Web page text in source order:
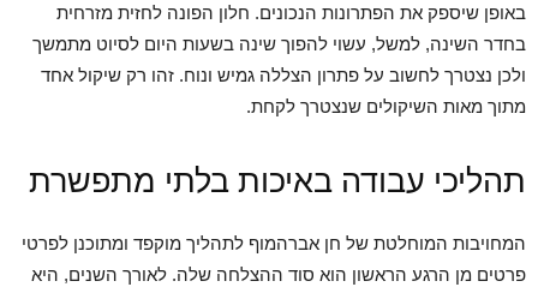
באופן שיספק את הפתרונות הנכונים. חלון הפונה לחזית מזרחית
בחדר השינה, למשל, עשוי להפוך שינה בשעות היום לסיוט מתמשך
ולכן נצטרך לחשוב על פתרון הצללה גמיש ונוח. זהו רק שיקול אחד
מתוך מאות השיקולים שנצטרך לקחת.
תהליכי עבודה באיכות בלתי מתפשרת
המחויבות המוחלטת של חן אברהמוף לתהליך מוקפד ומתוכנן לפרטי
פרטים מן הרגע הראשון הוא סוד ההצלחה שלה. לאורך השנים, היא